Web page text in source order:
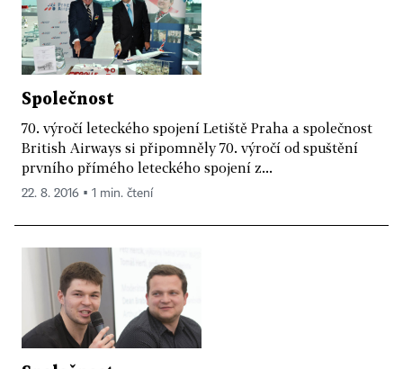
Společnost
70. výročí leteckého spojení Letiště Praha a společnost
British Airways si připomněly 70. výročí od spuštění
prvního přímého leteckého spojení z...
22. 8. 2016 ▪ 1 min. čtení